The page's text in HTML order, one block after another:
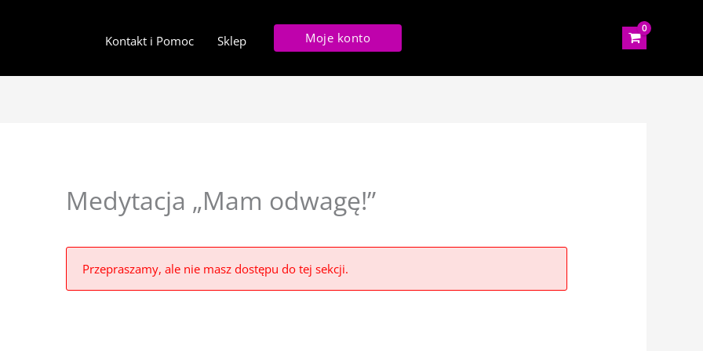
Kontakt i Pomoc Sklep Moje konto
Medytacja „Mam odwagę!”
Przepraszamy, ale nie masz dostępu do tej sekcji.